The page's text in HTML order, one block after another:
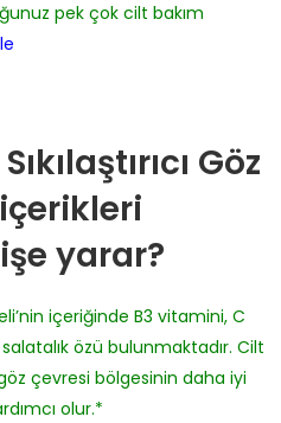
pek çok cilt bakım
Göz
yarar?
içeriğinde B3 vitamini, C
özü bulunmaktadır. Cilt
çevresi bölgesinin daha iyi
olur.*